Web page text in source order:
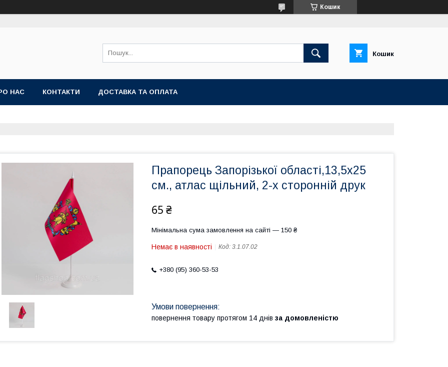
Кошик
Кошик
НАС КОНТАКТИ ДОСТАВКА ТА ОПЛАТА
Прапорець Запорізької області,13,5х25
см., атлас щільний, 2-х сторонній друк
65 ₴
Мінімальна сума замовлення на сайті — 150 ₴
Немає в наявності Код: 3.1.07.02
+380 (95) 360-53-53
повернення товару протягом 14 днів за домовленістю